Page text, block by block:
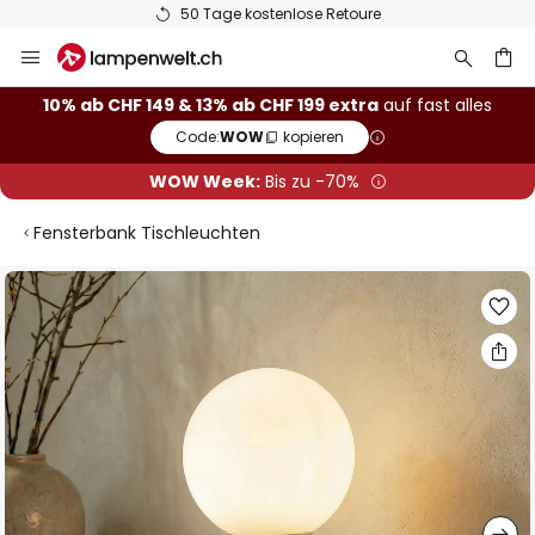
50 Tage kostenlose Retoure
Inhalt
springen
10% ab CHF 149 & 13% ab CHF 199 extra auf fast alles
Code:WOW kopieren
WOW Week:Bis zu -70%
Fensterbank Tischleuchten
Zum
Ende
der
Bildgalerie
springen